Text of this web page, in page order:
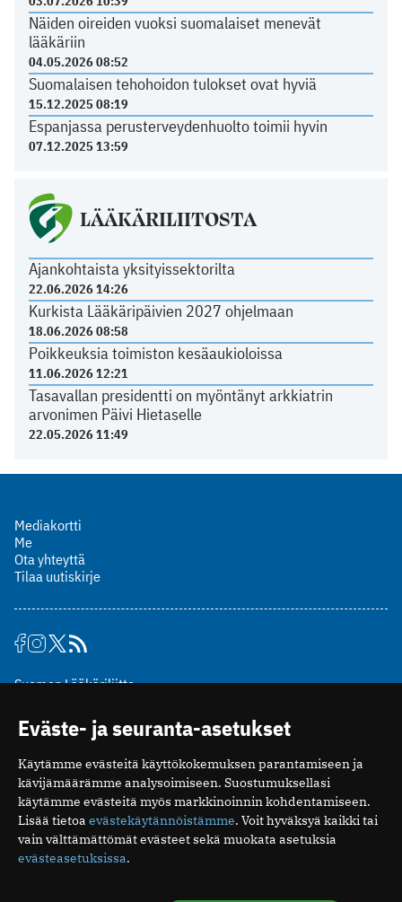
Näiden oireiden vuoksi suomalaiset menevät
lääkäriin
04.05.2026 08:52
Suomalaisen tehohoidon tulokset ovat hyviä
15.12.2025 08:19
Espanjassa perusterveydenhuolto toimii hyvin
07.12.2025 13:59
LÄÄKÄRILIITOSTA
Ajankohtaista yksityissektorilta
22.06.2026 14:26
Kurkista Lääkäripäivien 2027 ohjelmaan
18.06.2026 08:58
Poikkeuksia toimiston kesäaukioloissa
11.06.2026 12:21
Tasavallan presidentti on myöntänyt arkkiatrin
arvonimen Päivi Hietaselle
22.05.2026 11:49
Mediakortti
Me
Ota yhteyttä
Tilaa uutiskirje
Suomen Lääkäriliitto
00510 Helsinki
puh. (09) 393 091
toimitus@potilaanlaakarilehti.fi
ISSN 2323-9476
Eväste- ja seuranta-asetukset
Käytämme evästeitä käyttökokemuksen parantamiseen ja
kävijämäärämme analysoimiseen. Suostumuksellasi
käytämme evästeitä myös markkinoinnin kohdentamiseen.
Lisää tietoa evästekäytännöistämme. Voit hyväksyä kaikki tai
vain välttämättömät evästeet sekä muokata asetuksia
evästeasetuksissa.